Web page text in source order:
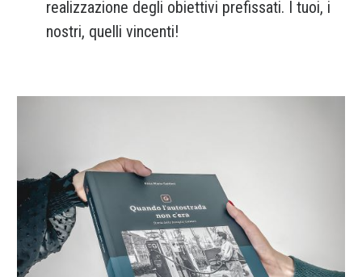
realizzazione degli obiettivi prefissati. I tuoi, i
nostri, quelli vincenti!